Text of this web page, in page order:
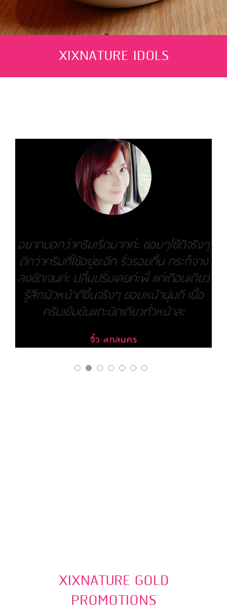
XIXNATURE IDOLS
อยากบอกว่าครีมเริ่ดมากค่ะ ชอบๆใช้ดีจริงๆ
ดีกว่าครีมที่ใช้อยู่ซะอีก ริ้วรอยตื้น กระก็จาง
ลงชัดเจนค่ะ ปลื้มปริ่มเลยค่ะพี่ แค่เดือนเดียว
รู้สึกผิวหน้าดีขึ้นจริงๆ ชอบหน้านุ่มดี เนื้อ
ครีมเข้มข้นแตะนิดเดียวทั่วหน้าละ
จิ๋ว สกลนคร
XIXNATURE GOLD
PROMOTIONS